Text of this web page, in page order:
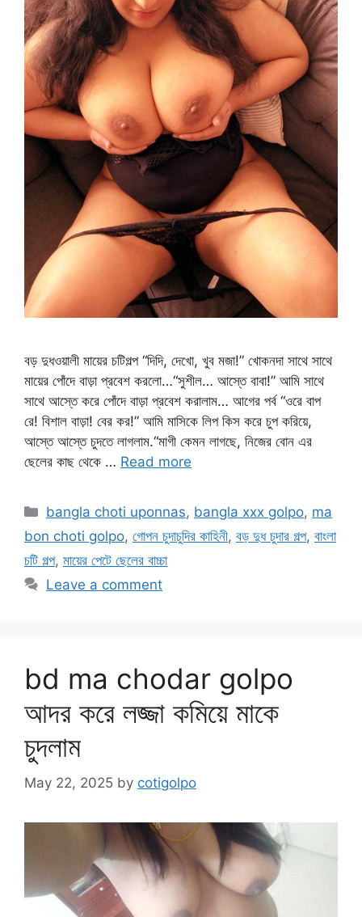
বড় দুধওয়ালী মায়ের চটিগল্প “দিদি, দেখো, খুব মজা!” খোকনদা সাথে সাথে
মায়ের পোঁদে বাড়া প্রবেশ করলো…“সুশীল… আস্তে বাবা!” আমি সাথে
সাথে আস্তে করে পোঁদে বাড়া প্রবেশ করালাম… আগের পর্ব “ওরে বাপ
রে! বিশাল বাড়া! বের কর!” আমি মাসিকে লিপ কিস করে চুপ করিয়ে,
আস্তে আস্তে চুদতে লাগলাম.“মাগী কেমন লাগছে, নিজের বোন এর
ছেলের কাছ থেকে … Read more
Categories
bangla choti uponnas, bangla xxx golpo, ma
bon choti golpo, গোপন চুদাচুদির কাহিনী, বড় দুধ চুদার গল্প, বাংলা
চটি গল্প, মায়ের পেটে ছেলের বাচ্চা
Leave a comment
bd ma chodar golpo
আদর করে লজ্জা কমিয়ে মাকে
চুদলাম
May 22, 2025 by cotigolpo